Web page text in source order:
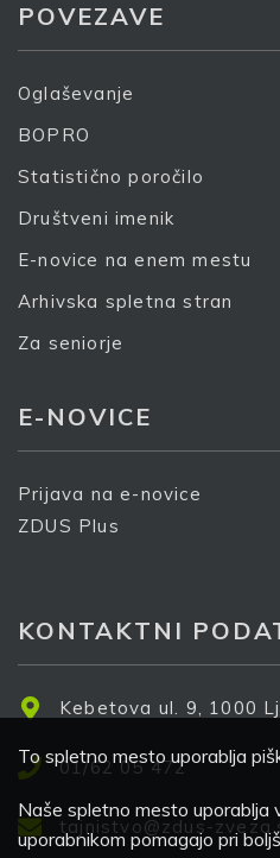
POVEZAVE
Oglaševanje
BOPRO
Statistično poročilo
Društveni imenik
E-novice na enem mestu
Arhivska spletna stran
Za seniorje
E-NOVICE
Prijava na e-novice
ZDUS Plus
KONTAKTNI
Kebetova ul. 9, 1000
01/62 05 472
tajnistvo@zdus-
To spletno mesto uporablja
Naše spletno mesto uporablja
uporabnikom pomagajo pri
Prijava